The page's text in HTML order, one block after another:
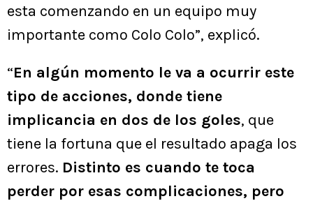
esta comenzando en un equipo muy
importante como Colo Colo”, explicó.
“En algún momento le va a ocurrir este
tipo de acciones, donde tiene
implicancia en dos de los goles, que
tiene la fortuna que el resultado apaga los
errores. Distinto es cuando te toca
perder por esas complicaciones, pero